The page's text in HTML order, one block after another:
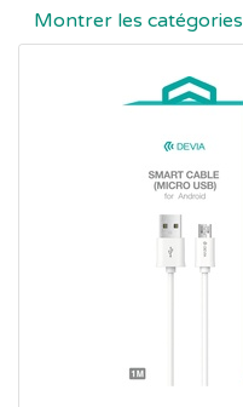
Montrer les catégories